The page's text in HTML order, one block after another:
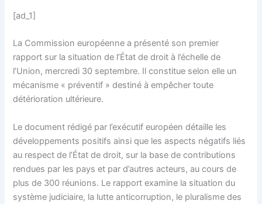
[ad_1]
La Commission européenne a présenté son premier
rapport sur la situation de l’État de droit à l’échelle de
l’Union, mercredi 30 septembre. Il constitue selon elle un
mécanisme « préventif » destiné à empêcher toute
détérioration ultérieure.
Le document rédigé par l’exécutif européen détaille les
développements positifs ainsi que les aspects négatifs liés
au respect de l’État de droit, sur la base de contributions
rendues par les pays et par d’autres acteurs, au cours de
plus de 300 réunions. Le rapport examine la situation du
système judiciaire, la lutte anticorruption, le pluralisme des